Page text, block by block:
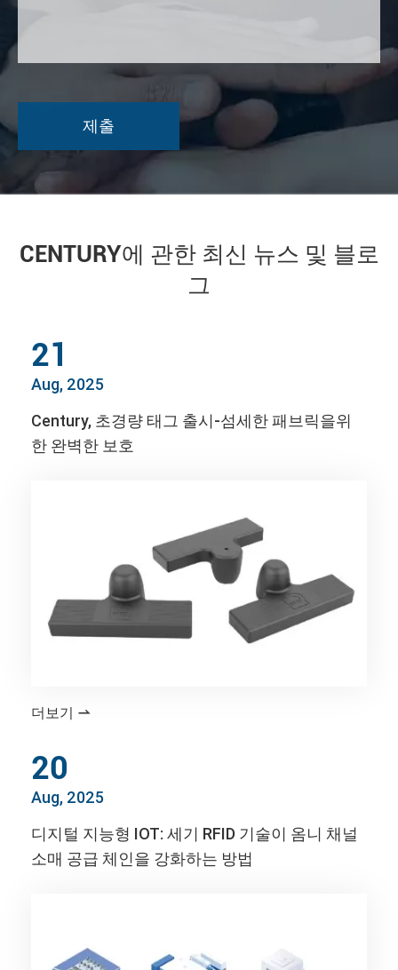
CENTURY에 관한 최신 뉴스 및 블로
그
21
Aug, 2025
Century, 초경량 태그 출시-섬세한 패브릭을위
한 완벽한 보호
더보기 
20
Aug, 2025
디지털 지능형 IOT: 세기 RFID 기술이 옴니 채널
소매 공급 체인을 강화하는 방법